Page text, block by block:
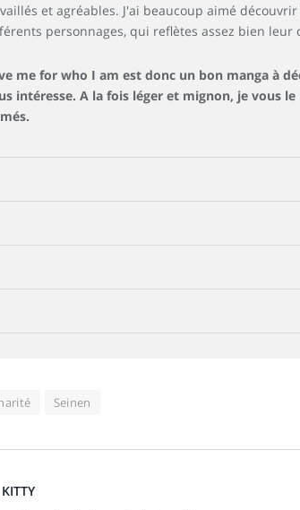
et agréables. J'ai beaucoup aimé
personnages, qui reflètes assez bien leur
me for who I am est donc un bon manga à
intéresse. A la fois léger et mignon, je vous
Seinen